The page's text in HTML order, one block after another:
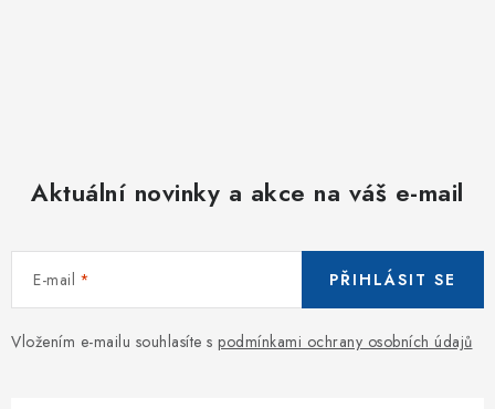
Aktuální novinky a akce na váš e-mail
E-mail
Vložením e-mailu souhlasíte s podmínkami ochrany osobních údajů
PŘIHLÁSIT SE